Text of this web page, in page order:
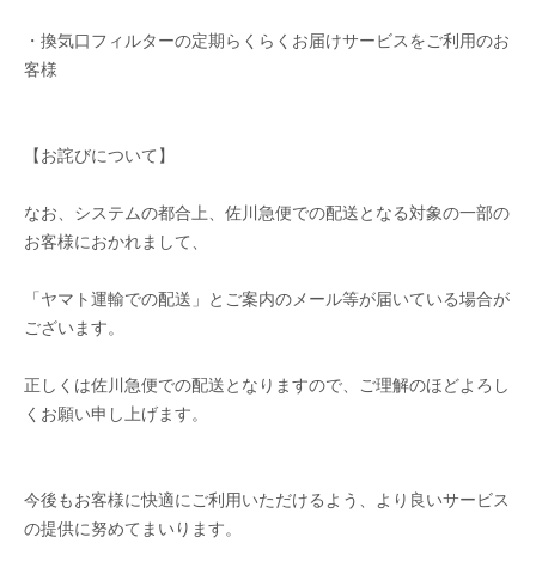
・換気口フィルターの定期らくらくお届けサービスをご利用のお
客様
【お詫びについて】
なお、システムの都合上、佐川急便での配送となる対象の一部の
お客様におかれまして、
「ヤマト運輸での配送」とご案内のメール等が届いている場合が
ございます。
正しくは佐川急便での配送となりますので、ご理解のほどよろし
くお願い申し上げます。
今後もお客様に快適にご利用いただけるよう、より良いサービス
の提供に努めてまいります。